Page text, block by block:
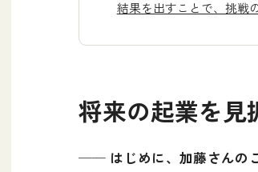
結果を出すことで、挑戦
将来の起業を見
── はじめに、加藤さんの